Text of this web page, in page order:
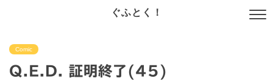
ぐふとく！
Comic
Q.E.D. 証明終了(45)